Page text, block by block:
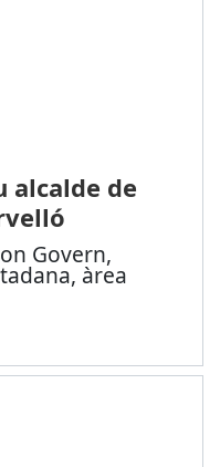
alcalde de
Govern,
àrea